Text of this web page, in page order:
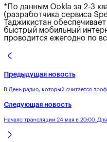
*По данным Ookla за 2-3
(разработчика сервиса
Таджикистан
быстрый мобильный
проводится ежегодно по
Предыдущая новость
В День радио, который считается
Следующая новость
Начало трансляции 24 мая в 20:00.